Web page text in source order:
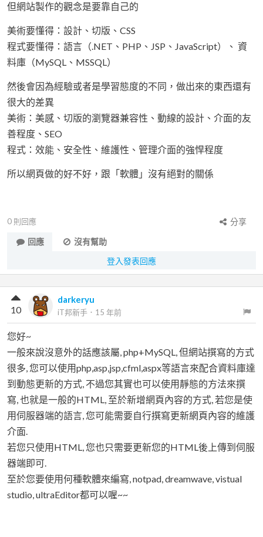
但網站製作的觀念是要靠自己的
美術要懂得：設計、切版、CSS
程式要懂得：語言（.NET、PHP、JSP、JavaScript）、 資
料庫（MySQL、MSSQL）
然後會因為經驗或者是學習態度的不同，做出來的東西還有
很大的差異
美術：美感、切版的瀏覽器兼容性、動線的設計、介面的友
善程度、SEO
程式：效能、安全性、維護性、管理介面的強悍程度
所以網頁做的好不好，跟「軟體」沒有絕對的關係
0 則回應
分享
回應
沒有幫助
登入發表回應
darkeryu
iT邦新手 ． 15 年前
10
您好~
一般來說沒意外的話應該屬, php+MySQL, 但網站撰寫的方式
很多, 您可以使用php,asp,jsp,cfml,aspx等語言來配合資料庫達
到動態更新的方式, 不過您其實也可以使用靜態的方法來撰
寫, 也就是一般的HTML, 至於新增網頁內容的方式, 若您是使
用伺服器端的語言, 您可能需要自行撰寫更新網頁內容的維護
介面.
若您只使用HTML, 您也只需要更新您的HTML後上傳到伺服
器端即可.
至於您要使用何種軟體來編寫, notpad, dreamwave, vistual
studio, ultraEditor都可以喔~~